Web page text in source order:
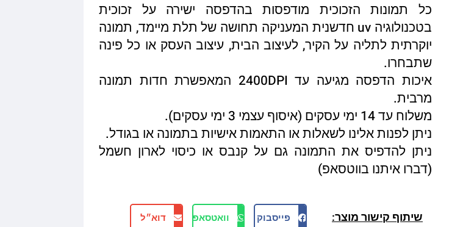
כל תמונות הזכוכית מודפסות בהדפסה ישירה על זכוכית
בטכנולוגיה uv חדשנית המעניקה תחושה של תלת מיימד, תמונה
יוקרתית לתליה על הקיר, לעיצוב הבית, עיצוב העסק או כל פינה
שתבחרו.
איכות הדפסה מגיעה עד 2400DPI המאפשרת חדות תמונה
מרבית.
משלוח עד 14 ימי עסקים (איסוף עצמי 3 ימי עסקים).
ניתן לפנות אלינו לשאלות או התאמות אישיות בתמונה או בגודל.
ניתן להדפיס את התמונה גם על קנבס או כיסוי לארון חשמל
(דברו איתנו בווטסאפ)
שיתוף קישור מוצר: פייסבוק וואטסאפ דוא״ל